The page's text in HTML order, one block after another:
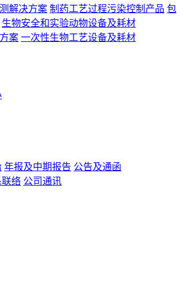
解决方案 制药工艺过程污染控制产品 包
生物安全和实验动物设备及耗材
案 一次性生物工艺设备及耗材
年报及中期报告 公告及通函
络 公司通讯